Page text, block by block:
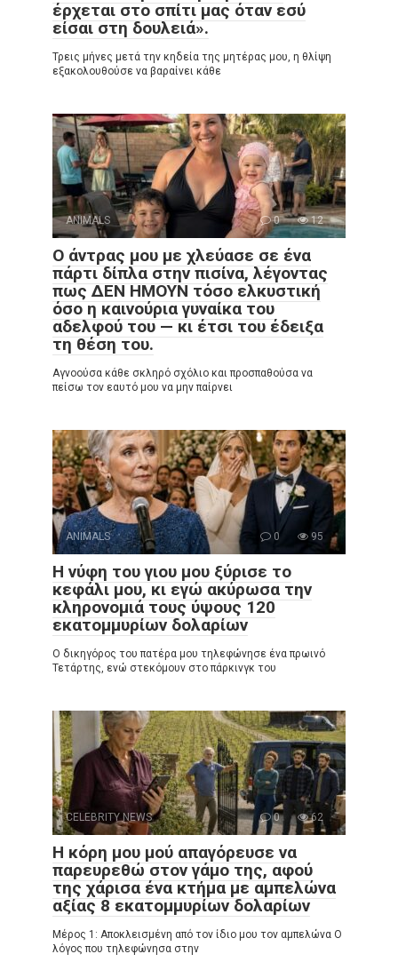
έρχεται στο σπίτι μας όταν εσύ
είσαι στη δουλειά».
Τρεις μήνες μετά την κηδεία της μητέρας μου, η θλίψη
εξακολουθούσε να βαραίνει κάθε
ANIMALS 0 12
Ο άντρας μου με χλεύασε σε ένα
πάρτι δίπλα στην πισίνα, λέγοντας
πως ΔΕΝ ΗΜΟΥΝ τόσο ελκυστική
όσο η καινούρια γυναίκα του
αδελφού του — κι έτσι του έδειξα
τη θέση του.
Αγνοούσα κάθε σκληρό σχόλιο και προσπαθούσα να
πείσω τον εαυτό μου να μην παίρνει
ANIMALS 0 95
Η νύφη του γιου μου ξύρισε το
κεφάλι μου, κι εγώ ακύρωσα την
κληρονομιά τους ύψους 120
εκατομμυρίων δολαρίων
Ο δικηγόρος του πατέρα μου τηλεφώνησε ένα πρωινό
Τετάρτης, ενώ στεκόμουν στο πάρκινγκ του
CELEBRITY NEWS 0 62
Η κόρη μου μού απαγόρευσε να
παρευρεθώ στον γάμο της, αφού
της χάρισα ένα κτήμα με αμπελώνα
αξίας 8 εκατομμυρίων δολαρίων
Μέρος 1: Αποκλεισμένη από τον ίδιο μου τον αμπελώνα Ο
λόγος που τηλεφώνησα στην